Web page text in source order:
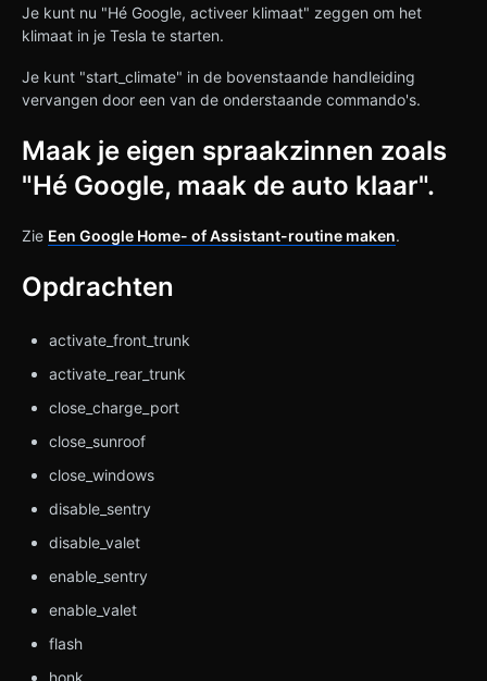
Je kunt nu "Hé Google, activeer klimaat" zeggen om het
klimaat in je Tesla te starten.
Je kunt "start_climate" in de bovenstaande handleiding
vervangen door een van de onderstaande commando's.
Maak je eigen spraakzinnen zoals
"Hé Google, maak de auto klaar".
Zie Een Google Home- of Assistant-routine maken.
Opdrachten
activate_front_trunk
activate_rear_trunk
close_charge_port
close_sunroof
close_windows
disable_sentry
disable_valet
enable_sentry
enable_valet
flash
honk